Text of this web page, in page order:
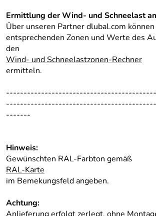
Ermittlung der Wind- und Schneelast
Über unseren Partner dlubal.com
entsprechenden Zonen und Werte des
den
Wind- und Schneelastzonen-Rechner
ermitteln.
-------
Hinweis:
Gewünschten RAL-Farbton gemäß
RAL-Karte
im Bemekungsfeld angeben.
Achtung: